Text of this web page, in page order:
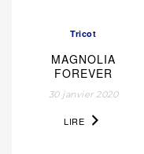
Tricot
MAGNOLIA
FOREVER
30 janvier 2020
LIRE